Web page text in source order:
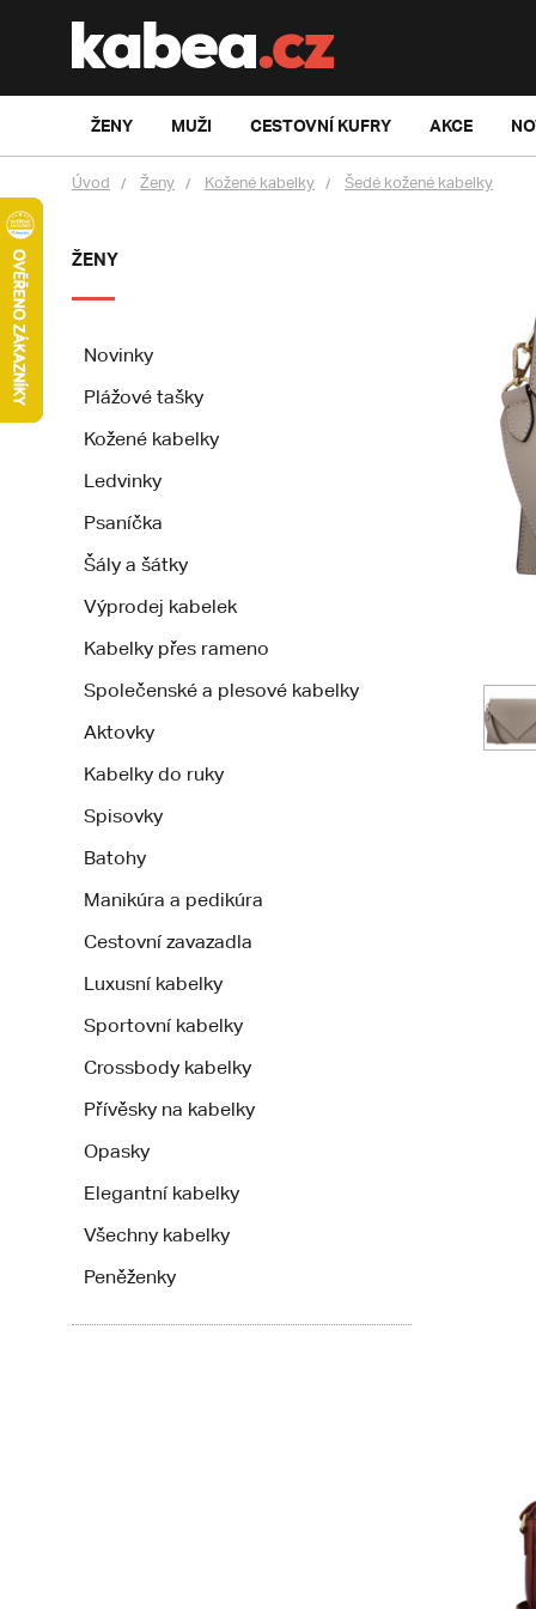
ŽENY MUŽI CESTOVNÍ KUFRY AKCE
Úvod Ženy Kožené kabelky Šedé kožené kabelky
ŽENY
Novinky
Plážové tašky
Kožené kabelky
Ledvinky
Psaníčka
Šály a šátky
Výprodej kabelek
Kabelky přes rameno
Společenské a plesové kabelky
Aktovky
Kabelky do ruky
Spisovky
Batohy
Manikúra a pedikúra
Cestovní zavazadla
Luxusní kabelky
Sportovní kabelky
Crossbody kabelky
Přívěsky na kabelky
Opasky
Elegantní kabelky
Všechny kabelky
Peněženky